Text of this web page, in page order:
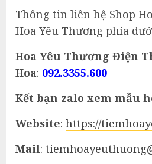
Thông tin liên hệ Shop
Hoa Yêu Thương phía
Hoa Yêu Thương Điện
Hoa: 092.3355.600
Kết bạn zalo xem mẫu
Website: https://
Mail: